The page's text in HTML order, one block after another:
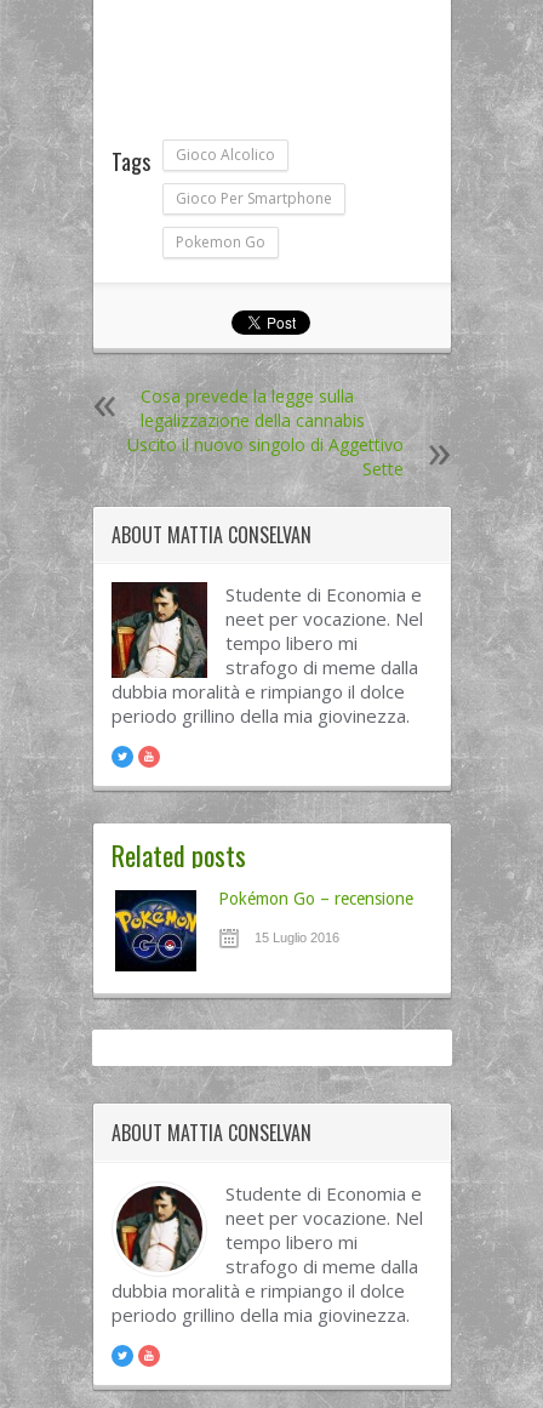
Tags Gioco Alcolico
Gioco Per Smartphone
Pokemon Go
Cosa prevede la legge sulla
legalizzazione della cannabis
Uscito il nuovo singolo di Aggettivo
Sette
ABOUT MATTIA CONSELVAN
Studente di Economia e
neet per vocazione. Nel
tempo libero mi
strafogo di meme dalla
dubbia moralità e rimpiango il dolce
periodo grillino della mia giovinezza.
Related posts
Pokémon Go – recensione
15 Luglio 2016
ABOUT MATTIA CONSELVAN
Studente di Economia e
neet per vocazione. Nel
tempo libero mi
strafogo di meme dalla
dubbia moralità e rimpiango il dolce
periodo grillino della mia giovinezza.